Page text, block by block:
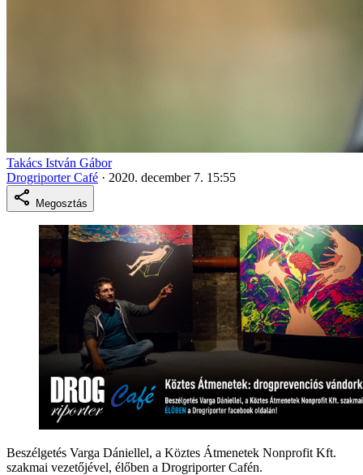
Takács István Gábor
Drogriporter Café · 2020. december 7. 15:55
Megosztás
Beszélgetés Varga Dániellel, a Köztes Átmenetek Nonprofit Kft.
szakmai vezetőjével, élőben a Drogriporter Cafén.